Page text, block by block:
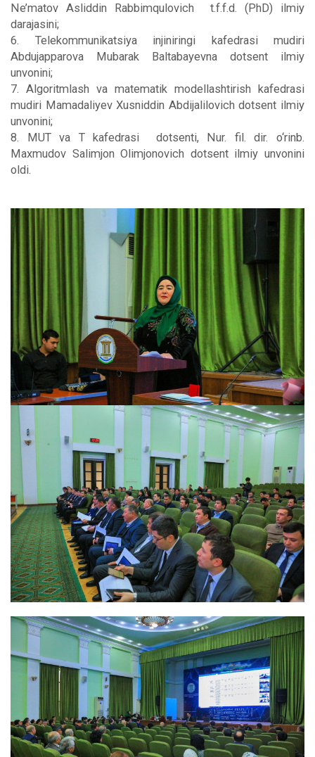
Ne’matov Asliddin Rabbimqulovich t.f.f.d. (PhD) ilmiy
darajasini;
6. Telekommunikatsiya injiniringi kafedrasi mudiri
Abdujapparova Mubarak Baltabayevna dotsent ilmiy
unvonini;
7. Algoritmlash va matematik modellashtirish kafedrasi
mudiri Mamadaliyev Xusniddin Abdijalilovich dotsent ilmiy
unvonini;
8. MUT va T kafedrasi dotsenti, Nur. fil. dir. o‘rinb.
Maxmudov Salimjon Olimjonovich dotsent ilmiy unvonini
oldi.